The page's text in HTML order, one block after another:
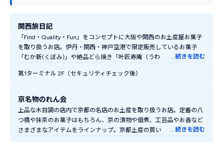
関西旅日記
「Find・Quality・Fun」をコンセプトに大阪や関西のお土産屋お菓子
を取り扱うお店。伊丹・関西・神戸空港で限定販売しているお菓子
「むか新(くぼみ)」や絶品どら焼き「叶匠寿庵（うわの空）」など、
続きを読む
第1ターミナル 2F（セキュリティチェック後）
京名物のれん会
上品な木目調の店内で京都の名店のお土産を取り扱うお店。定番の八
つ橋や抹茶のお菓子はもちろん、京の漬物や佃煮、工芸品やお香など
さまざまなアイテムをラインナップ。京都土産の買い忘れや買い足し
続きを読む